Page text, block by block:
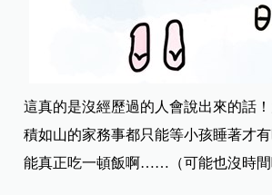
這真的是沒經歷過的人會說出來的話
積如山的家務事都只能等小孩睡著才
能真正吃一頓飯啊……（可能也沒時間